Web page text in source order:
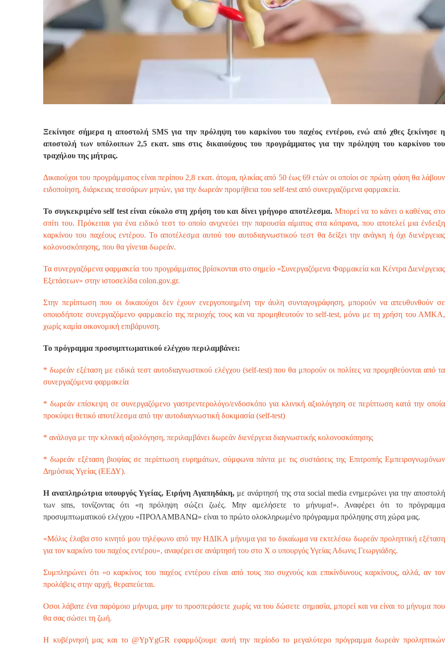
Ξεκίνησε σήμερα η αποστολή SMS για την πρόληψη του καρκίνου του παχέος εντέρου, ενώ από χθες ξεκίνησε η
αποστολή των υπόλοιπων 2,5 εκατ. sms στις δικαιούχους του προγράμματος για την πρόληψη του καρκίνου του
τραχήλου της μήτρας.
Δικαιούχοι του προγράμματος είναι περίπου 2,8 εκατ. άτομα, ηλικίας από 50 έως 69 ετών οι οποίοι σε πρώτη φάση θα λάβουν
ειδοποίηση, διάρκειας τεσσάρων μηνών, για την δωρεάν προμήθεια του self-test από συνεργαζόμενα φαρμακεία.
Το συγκεκριμένο self test είναι εύκολο στη χρήση του και δίνει γρήγορο αποτέλεσμα. Μπορεί να το κάνει ο καθένας στο
σπίτι του. Πρόκειται για ένα ειδικό τεστ το οποίο ανιχνεύει την παρουσία αίματος στα κόπρανα, που αποτελεί μια ένδειξη
καρκίνου του παχέους εντέρου. Το αποτέλεσμα αυτού του αυτοδιαγνωστικού τεστ θα δείξει την ανάγκη ή όχι διενέργειας
κολονοσκόπησης, που θα γίνεται δωρεάν.
Τα συνεργαζόμενα φαρμακεία του προγράμματος βρίσκονται στο σημείο «Συνεργαζόμενα Φαρμακεία και Κέντρα Διενέργειας
Εξετάσεων» στην ιστοσελίδα colon.gov.gr.
Στην περίπτωση που οι δικαιούχοι δεν έχουν ενεργοποιημένη την άυλη συνταγογράφηση, μπορούν να απευθυνθούν σε
οποιοδήποτε συνεργαζόμενο φαρμακείο της περιοχής τους και να προμηθευτούν το self-test, μόνο με τη χρήση του ΑΜΚΑ,
χωρίς καμία οικονομική επιβάρυνση.
Το πρόγραμμα προσυμπτωματικού ελέγχου περιλαμβάνει:
* δωρεάν εξέταση με ειδικά τεστ αυτοδιαγνωστικού ελέγχου (self-test) που θα μπορούν οι πολίτες να προμηθεύονται από τα
συνεργαζόμενα φαρμακεία
* δωρεάν επίσκεψη σε συνεργαζόμενο γαστρεντερολόγο/ενδοσκόπο για κλινική αξιολόγηση σε περίπτωση κατά την οποία
προκύψει θετικό αποτέλεσμα από την αυτοδιαγνωστική δοκιμασία (self-test)
* ανάλογα με την κλινική αξιολόγηση, περιλαμβάνει δωρεάν διενέργεια διαγνωστικής κολονοσκόπησης
* δωρεάν εξέταση βιοψίας σε περίπτωση ευρημάτων, σύμφωνα πάντα με τις συστάσεις της Επιτροπής Εμπειρογνωμόνων
Δημόσιας Υγείας (ΕΕΔΥ).
Η αναπληρώτρια υπουργός Υγείας, Ειρήνη Αγαπηδάκη, με ανάρτησή της στα social media ενημερώνει για την αποστολή
των sms, τονίζοντας ότι «η πρόληψη σώζει ζωές. Μην αμελήσετε το μήνυμα!». Αναφέρει ότι το πρόγραμμα
προσυμπτωματικού ελέγχου «ΠΡΟΛΑΜΒΑΝΩ» είναι το πρώτο ολοκληρωμένο πρόγραμμα πρόληψης στη χώρα μας.
«Μόλις έλαβα στο κινητό μου τηλέφωνο από την ΗΔΙΚΑ μήνυμα για το δικαίωμα να εκτελέσω δωρεάν προληπτική εξέταση
για τον καρκίνο του παχέος εντέρου», αναφέρει σε ανάρτησή του στο Χ ο υπουργός Υγείας Αδωνις Γεωργιάδης.
Συμπληρώνει ότι «ο καρκίνος του παχέος εντέρου είναι από τους πιο συχνούς και επικίνδυνους καρκίνους, αλλά, αν τον
προλάβεις στην αρχή, θεραπεύεται.
Οσοι λάβατε ένα παρόμοιο μήνυμα, μην το προσπεράσετε χωρίς να του δώσετε σημασία, μπορεί και να είναι το μήνυμα που
θα σας σώσει τη ζωή.
Η κυβέρνησή μας και το @YpYgGR εφαρμόζουμε αυτή την περίοδο το μεγαλύτερο πρόγραμμα δωρεάν προληπτικών